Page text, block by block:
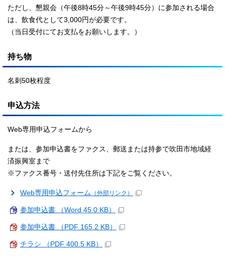
ただし、懇親会（午後8時45分～午後9時45分）に参加される場合
は、飲食代として3,000円が必要です。
（当日受付にてお支払をお願いします。）
持ち物
名刺50枚程度
申込方法
Web専用申込フォームから
または、参加申込書をファクス、郵送または持参で吹田市地域経
済振興室まで
※ファクス番号・送付先住所は下記をご覧ください。
Web専用申込フォーム （外部リンク）
参加申込書 （Word 45.0 KB）
参加申込書 （PDF 165.2 KB）
チラシ （PDF 400.5 KB）